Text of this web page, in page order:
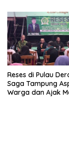
Reses di Pulau
Saga Tampung
Warga dan Ajak